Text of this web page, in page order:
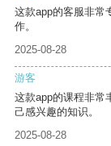
这款app的客服非常
作。
2025-08-28
游客
这款app的课程非常
己感兴趣的知识。
2025-08-28